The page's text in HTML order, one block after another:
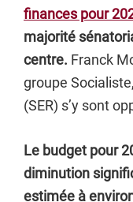
finances pour
majorité
centre. Franck
groupe
(SER) s’y sont
Le budget pour
diminution
estimée à